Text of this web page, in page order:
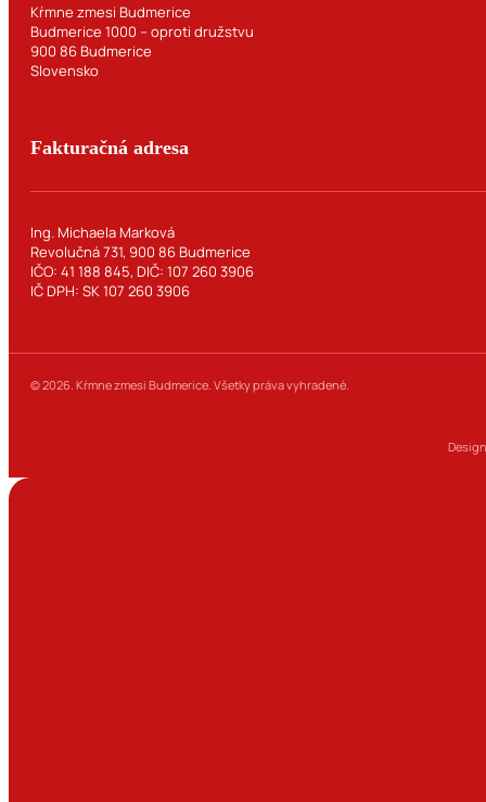
Kŕmne zmesi Budmerice
Budmerice 1000 – oproti družstvu
900 86 Budmerice
Slovensko
Fakturačná adresa
Ing. Michaela Marková
Revolučná 731, 900 86 Budmerice
IČO: 41 188 845, DIČ: 107 260 3906
IČ DPH: SK 107 260 3906
© 2026. Kŕmne zmesi Budmerice. Všetky práva vyhradené.